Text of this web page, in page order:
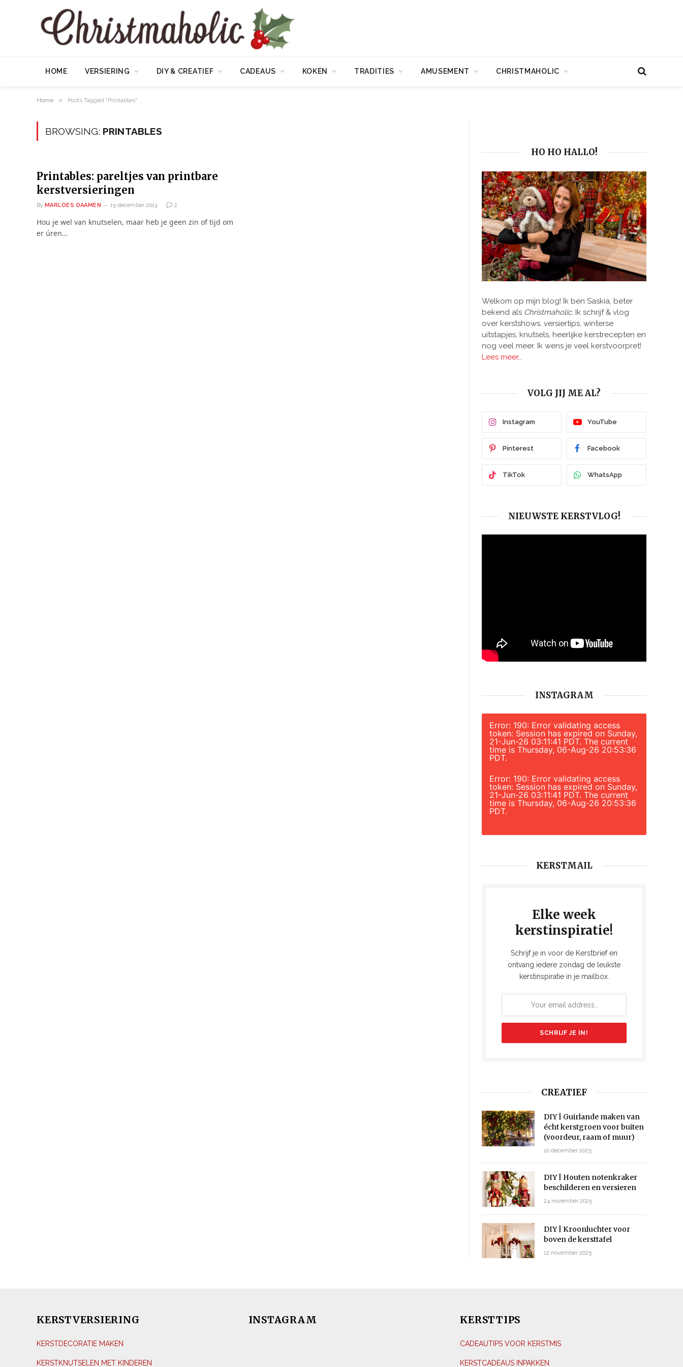
HOME VERSIERING DIY & CREATIEF CADEAUS KOKEN TRADITIES AMUSEMENT CHRISTMAHOLIC
Home » Posts Tagged "Printables"
BROWSING: PRINTABLES
Printables: pareltjes van printbare
kerstversieringen
By MARLOES DAAMEN 15 december 2013 2
Hou je wel van knutselen, maar heb je geen zin of tijd om
er úren…
HO HO HALLO!
Welkom op mijn blog! Ik ben Saskia, beter
bekend als Christmaholic. Ik schrijf & vlog
over kerstshows, versiertips, winterse
uitstapjes, knutsels, heerlijke kerstrecepten en
nog veel meer. Ik wens je veel kerstvoorpret!
Lees meer…
VOLG JIJ ME AL?
Instagram YouTube
Pinterest Facebook
TikTok WhatsApp
NIEUWSTE KERSTVLOG!
INSTAGRAM
Error: 190: Error validating access
token: Session has expired on Sunday,
21-Jun-26 03:11:41 PDT. The current
time is Thursday, 06-Aug-26 20:53:36
PDT.
Error: 190: Error validating access
token: Session has expired on Sunday,
21-Jun-26 03:11:41 PDT. The current
time is Thursday, 06-Aug-26 20:53:36
PDT.
KERSTMAIL
Elke week
kerstinspiratie!
Schrijf je in voor de Kerstbrief en
ontvang iedere zondag de leukste
kerstinspiratie in je mailbox.
CREATIEF
DIY | Guirlande maken van
écht kerstgroen voor buiten
(voordeur, raam of muur)
10 december 2025
DIY | Houten notenkraker
beschilderen en versieren
24 november 2025
DIY | Kroonluchter voor
boven de kersttafel
12 november 2025
KERSTVERSIERING
KERSTDECORATIE MAKEN
KERSTKNUTSELEN MET KINDEREN
INSTAGRAM KERSTTIPS
CADEAUTIPS VOOR KERSTMIS
KERSTCADEAUS INPAKKEN